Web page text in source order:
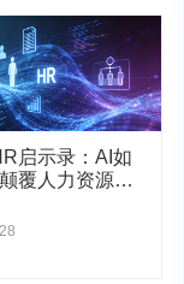
启示录：AI如
覆人力资源